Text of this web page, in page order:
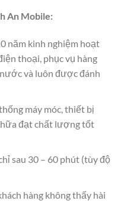
An Mobile:
năm kinh nghiệm hoạt
thoại, phục vụ hàng
và luôn được đánh
máy móc, thiết bị
đạt chất lượng tốt
sau 30 – 60 phút (tùy độ
hàng không thấy hài